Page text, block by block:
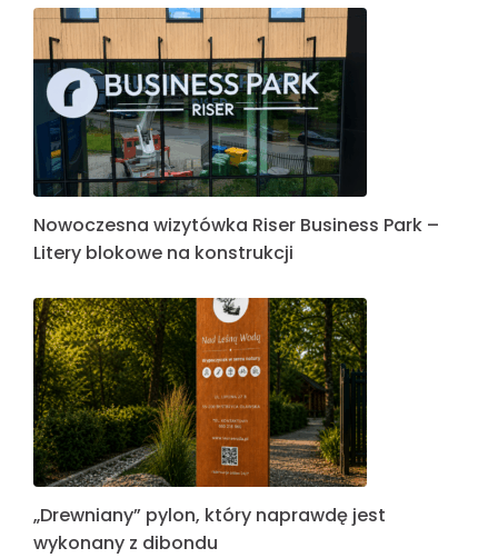
Nowoczesna wizytówka Riser Business Park –
Litery blokowe na konstrukcji
„Drewniany” pylon, który naprawdę jest
wykonany z dibondu